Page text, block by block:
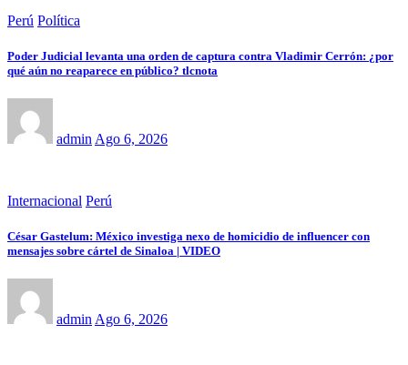
Perú Política
Poder Judicial levanta una orden de captura contra Vladimir Cerrón: ¿por
qué aún no reaparece en público? tlcnota
admin Ago 6, 2026
Internacional Perú
César Gastelum: México investiga nexo de homicidio de influencer con
mensajes sobre cártel de Sinaloa | VIDEO
admin Ago 6, 2026